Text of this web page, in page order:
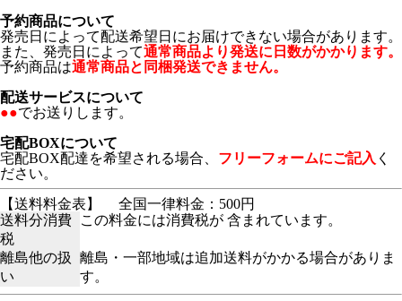
予約商品について
発売日によって配送希望日にお届けできない場合があります。
また、発売日によって通常商品より発送に日数がかかります。
予約商品は通常商品と同梱発送できません。
配送サービスについて
●●でお送りします。
宅配BOXについて
宅配BOX配達を希望される場合、 フリーフォームにご記入 く
ださい。
【送料料金表】
全国一律料金：500円
送料分消費
税
この料金には消費税が 含まれています。
離島他の扱
い
離島・一部地域は追加送料がかかる場合がありま
す。